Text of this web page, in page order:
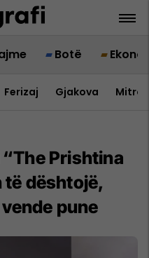
Botë
Ferizaj Gjakova
Prishtina
të dështojë,
pune